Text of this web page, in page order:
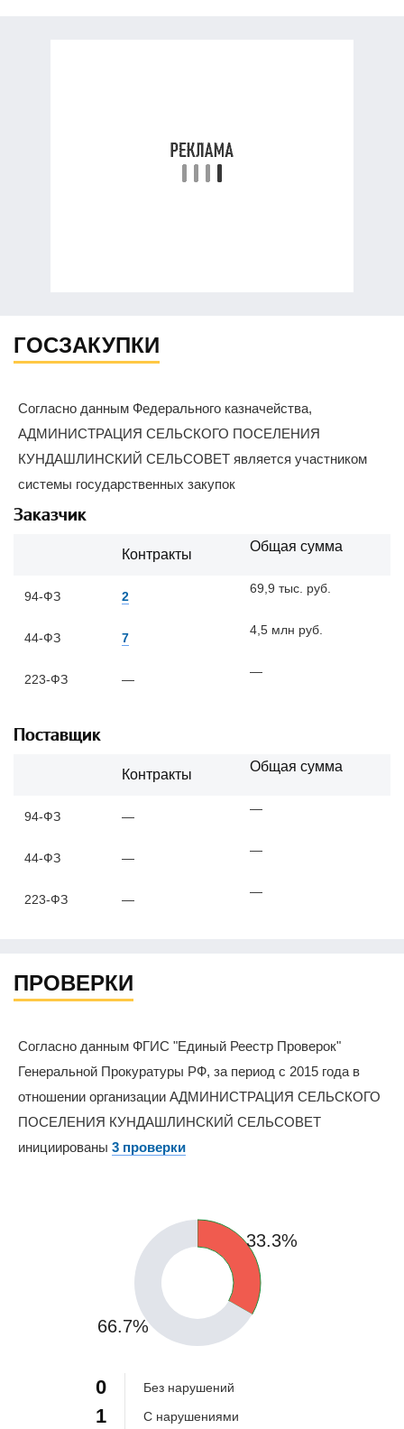
ГОСЗАКУПКИ
Согласно данным Федерального казначейства,
АДМИНИСТРАЦИЯ СЕЛЬСКОГО ПОСЕЛЕНИЯ
КУНДАШЛИНСКИЙ СЕЛЬСОВЕТ является участником
системы государственных закупок
Заказчик
Контракты
Общая сумма
94-ФЗ 2
69,9 тыс. руб.
44-ФЗ 7
4,5 млн руб.
223-ФЗ —
—
Поставщик
Контракты
Общая сумма
94-ФЗ —
—
44-ФЗ —
—
223-ФЗ —
—
ПРОВЕРКИ
Согласно данным ФГИС "Единый Реестр Проверок"
Генеральной Прокуратуры РФ, за период с 2015 года в
отношении организации АДМИНИСТРАЦИЯ СЕЛЬСКОГО
ПОСЕЛЕНИЯ КУНДАШЛИНСКИЙ СЕЛЬСОВЕТ
инициированы 3 проверки
33.3%
66.7%
0
1
Без нарушений
С нарушениями